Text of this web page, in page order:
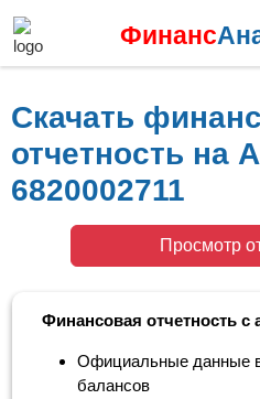
Финанс
Скачать
отчетность
6820002711
Просмотр
Финансовая отчетность с
Официальные данные
балансов